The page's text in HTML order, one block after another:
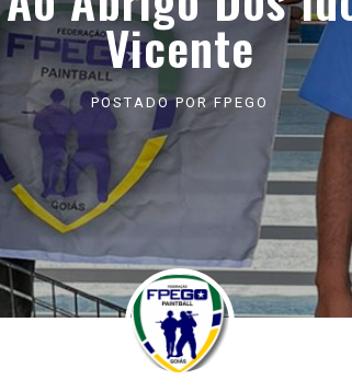
Vicente
POSTADO POR FPEGO